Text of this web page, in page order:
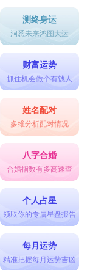
测终身运
洞悉未来鸿图大运
财富运势
抓住机会做个有钱人
姓名配对
多维分析配对情况
八字合婚
合婚指数有多高速查
个人占星
领取你的专属星盘报告
每月运势
精准把握每月运势吉凶